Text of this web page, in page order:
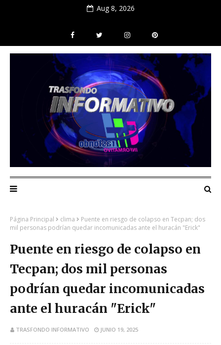
Aug 8, 2026
Página Principal clima
Puente en riesgo de colapso en Tecpan; dos
mil personas podrían quedar incomunicadas ante el huracán "Erick"
Puente en riesgo de colapso en
Tecpan; dos mil personas
podrían quedar incomunicadas
ante el huracán "Erick"
TRASFONDO INFORMATIVO JUNIO 19, 2025